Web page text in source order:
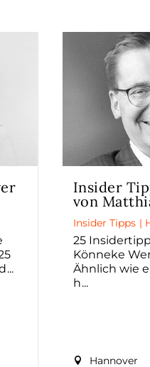
Insider
von
Insider Tipps |
25
Könneke
Ähnlich wie
h
Hannover